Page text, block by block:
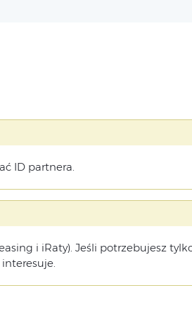
ID partnera.
i iRaty). Jeśli potrzebujesz